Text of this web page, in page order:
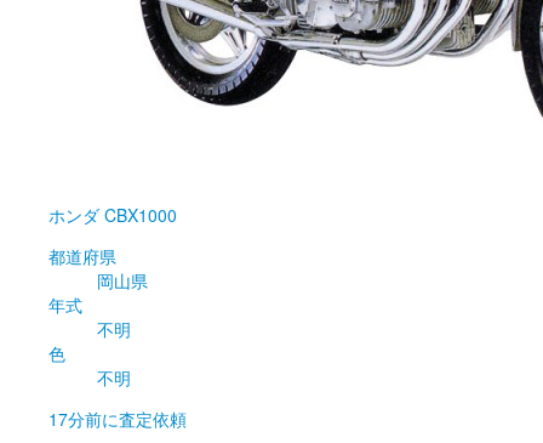
ホンダ CBX1000
都道府県
岡山県
年式
不明
色
不明
17分前に査定依頼